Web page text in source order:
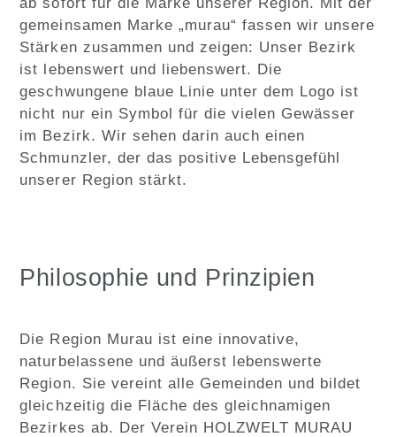
gemeinsamen Marke „murau“ fassen wir unsere
Stärken zusammen und zeigen: Unser Bezirk
ist lebenswert und liebenswert. Die
geschwungene blaue Linie unter dem Logo ist
nicht nur ein Symbol für die vielen Gewässer
im Bezirk. Wir sehen darin auch einen
Schmunzler, der das positive Lebensgefühl
unserer Region stärkt.
Philosophie und Prinzipien
Die Region Murau ist eine innovative,
naturbelassene und äußerst lebenswerte
Region. Sie vereint alle Gemeinden und bildet
gleichzeitig die Fläche des gleichnamigen
Bezirkes ab. Der Verein HOLZWELT MURAU